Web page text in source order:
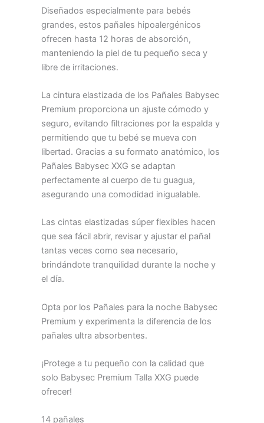
Diseñados especialmente para bebés
grandes, estos pañales hipoalergénicos
ofrecen hasta 12 horas de absorción,
manteniendo la piel de tu pequeño seca y
libre de irritaciones.
La cintura elastizada de los Pañales Babysec
Premium proporciona un ajuste cómodo y
seguro, evitando filtraciones por la espalda y
permitiendo que tu bebé se mueva con
libertad. Gracias a su formato anatómico, los
Pañales Babysec XXG se adaptan
perfectamente al cuerpo de tu guagua,
asegurando una comodidad inigualable.
Las cintas elastizadas súper flexibles hacen
que sea fácil abrir, revisar y ajustar el pañal
tantas veces como sea necesario,
brindándote tranquilidad durante la noche y
el día.
Opta por los Pañales para la noche Babysec
Premium y experimenta la diferencia de los
pañales ultra absorbentes.
¡Protege a tu pequeño con la calidad que
solo Babysec Premium Talla XXG puede
ofrecer!
14 pañales